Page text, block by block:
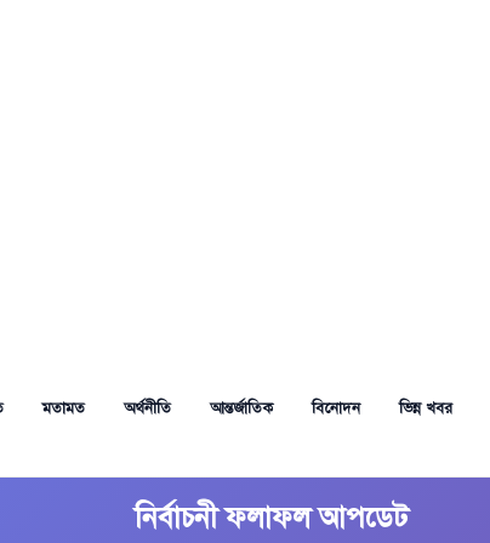
মতামত অর্থনীতি আন্তর্জাতিক বিনোদন ভিন্ন খবর
নির্বাচনী ফলাফল আপডেট